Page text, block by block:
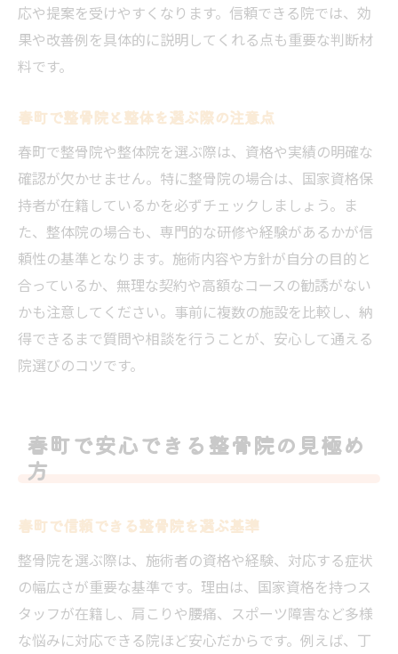
応や提案を受けやすくなります。信頼できる院では、効
果や改善例を具体的に説明してくれる点も重要な判断材
料です。
春町で整骨院と整体を選ぶ際の注意点
春町で整骨院や整体院を選ぶ際は、資格や実績の明確な
確認が欠かせません。特に整骨院の場合は、国家資格保
持者が在籍しているかを必ずチェックしましょう。ま
た、整体院の場合も、専門的な研修や経験があるかが信
頼性の基準となります。施術内容や方針が自分の目的と
合っているか、無理な契約や高額なコースの勧誘がない
かも注意してください。事前に複数の施設を比較し、納
得できるまで質問や相談を行うことが、安心して通える
院選びのコツです。
春町で安心できる整骨院の見極め
方
春町で信頼できる整骨院を選ぶ基準
整骨院を選ぶ際は、施術者の資格や経験、対応する症状
の幅広さが重要な基準です。理由は、国家資格を持つス
タッフが在籍し、肩こりや腰痛、スポーツ障害など多様
な悩みに対応できる院ほど安心だからです。例えば、丁